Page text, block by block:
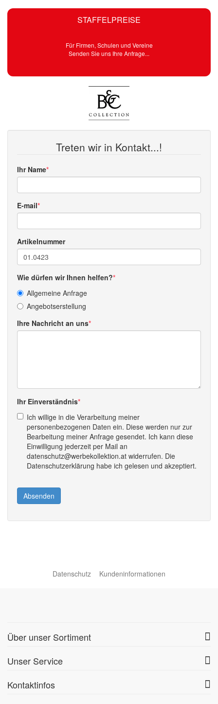
STAFFELPREISE
Für Firmen, Schulen und Vereine
Senden Sie uns Ihre Anfrage...
Treten wir in Kontakt...!
Ihr Name
E-mail
Artikelnummer
Wie dürfen wir Ihnen helfen?
Allgemeine Anfrage
Angebotserstellung
Ihre Nachricht an uns
Ihr Einverständnis
Ich willige in die Verarbeitung meiner
personenbezogenen Daten ein. Diese werden nur zur
Bearbeitung meiner Anfrage gesendet. Ich kann diese
Einwilligung jederzeit per Mail an
datenschutz@werbekollektion.at widerrufen. Die
Datenschutzerklärung habe ich gelesen und akzeptiert.
Absenden
Datenschutz Kundeninformationen
Über unser Sortiment
Unser Service
Kontaktinfos